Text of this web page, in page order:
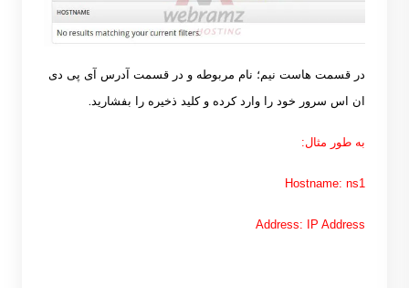
در قسمت هاست نیم؛ نام مربوطه و در قسمت آدرس آی پی دی
ان اس سرور خود را وارد کرده و کلید ذخیره را بفشارید.
به طور مثال:
Hostname: ns1
Address: IP Address